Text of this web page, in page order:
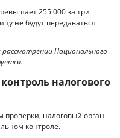
255 000 за три
не будут передаваться
Национального
налогового
проверки, налоговый орган
контроле.